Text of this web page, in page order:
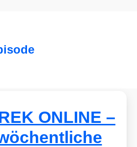
ONLINE –